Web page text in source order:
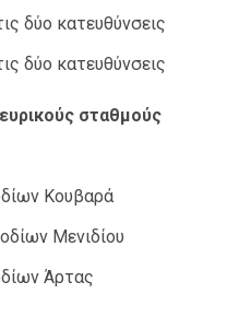
δύο κατευθύνσεις
δύο κατευθύνσεις
σταθμούς
Κουβαρά
Μενιδίου
Άρτας